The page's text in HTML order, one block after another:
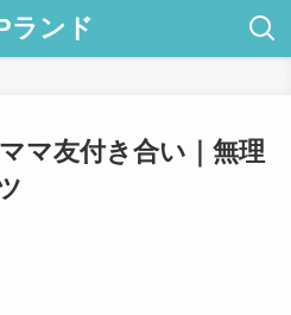
ランド
マ友付き合い｜無理